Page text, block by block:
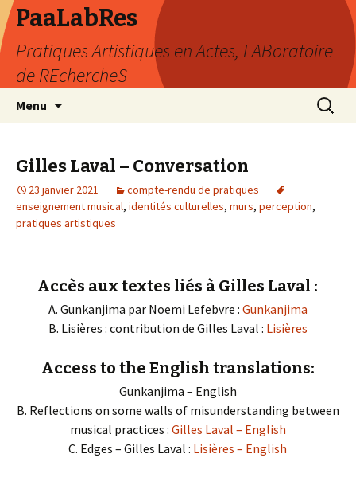
PaaLabRes
Pratiques Artistiques en Actes, LABoratoire
de REchercheS
Menu
Gilles Laval – Conversation
23 janvier 2021
compte-rendu de pratiques
enseignement musical, identités culturelles, murs, perception,
pratiques artistiques
Accès aux textes liés à Gilles Laval :
A. Gunkanjima par Noemi Lefebvre : Gunkanjima
B. Lisières : contribution de Gilles Laval : Lisières
Access to the English translations:
Gunkanjima – English
B. Reflections on some walls of misunderstanding between
musical practices : Gilles Laval – English
C. Edges – Gilles Laval : Lisières – English